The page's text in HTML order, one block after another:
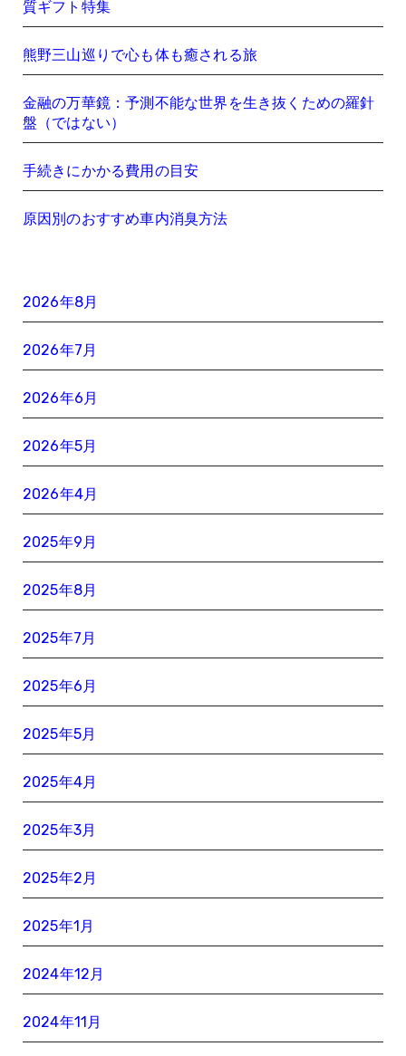
質ギフト特集
熊野三山巡りで心も体も癒される旅
金融の万華鏡：予測不能な世界を生き抜くための羅針
盤（ではない）
手続きにかかる費用の目安
原因別のおすすめ車内消臭方法
2026年8月
2026年7月
2026年6月
2026年5月
2026年4月
2025年9月
2025年8月
2025年7月
2025年6月
2025年5月
2025年4月
2025年3月
2025年2月
2025年1月
2024年12月
2024年11月